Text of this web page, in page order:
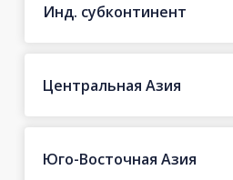
Инд. субконтинент
Центральная Азия
Юго-Восточная Азия